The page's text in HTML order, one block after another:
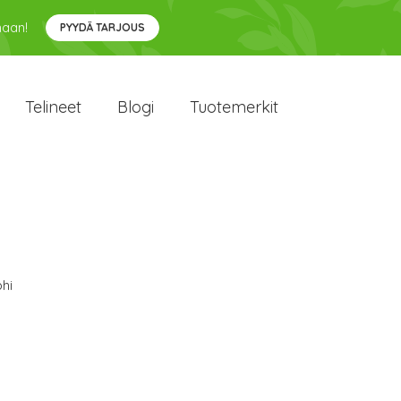
PYYDÄ TARJOUS
Telineet Blogi Tuotemerkit